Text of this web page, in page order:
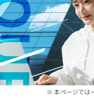
※ 本ページでは